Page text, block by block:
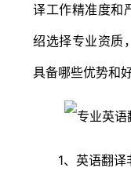
译工作精准度和
绍选择专业资质
具备哪些优势和好
1、英语翻译